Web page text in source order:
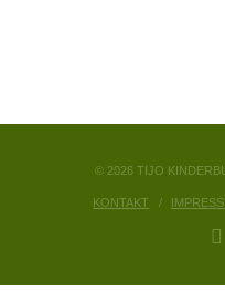
© 2026 TIJO
KONTAKT